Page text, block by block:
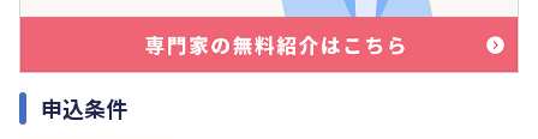
申込条件